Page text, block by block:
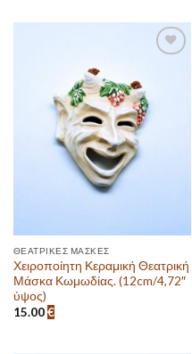
Πρόσθεσε
στην λίστα
επιθυμιών
ΘΕΑΤΡΙΚΈΣ ΜΆΣΚΕΣ
Χειροποίητη Κεραμική Θεατρική
Μάσκα Κωμωδίας. (12cm/4,72″
ύψος)
15.00€